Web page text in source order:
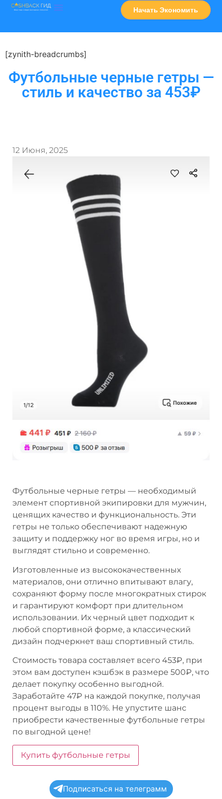
Начать Экономить
[zynith-breadcrumbs]
Футбольные черные гетры —
стиль и качество за 453₽
12 Июня, 2025
Футбольные черные гетры — необходимый
элемент спортивной экипировки для мужчин,
ценящих качество и функциональность. Эти
гетры не только обеспечивают надежную
защиту и поддержку ног во время игры, но и
выглядят стильно и современно.
Изготовленные из высококачественных
материалов, они отлично впитывают влагу,
сохраняют форму после многократных стирок
и гарантируют комфорт при длительном
использовании. Их черный цвет подходит к
любой спортивной форме, а классический
дизайн подчеркнет ваш спортивный стиль.
Стоимость товара составляет всего 453₽, при
этом вам доступен кэшбэк в размере 500₽, что
делает покупку особенно выгодной.
Заработайте 47₽ на каждой покупке, получая
процент выгоды в 110%. Не упустите шанс
приобрести качественные футбольные гетры
по выгодной цене!
Купить футбольные гетры
Подписаться на телеграмм